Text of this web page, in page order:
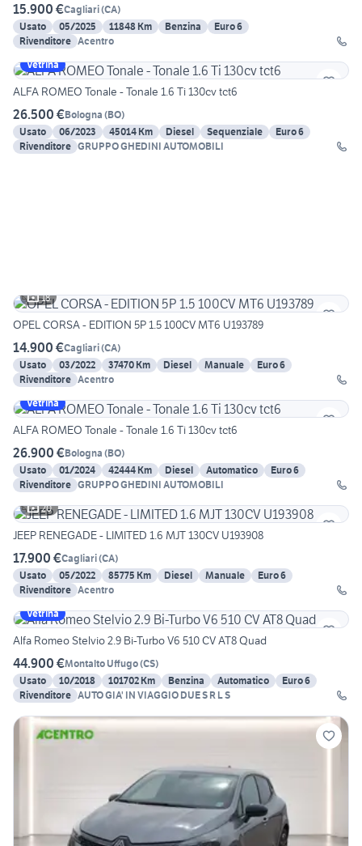
15.900 €Cagliari(CA)
Usato
05/2025 11848 Km Benzina
Euro 6
Rivenditore Acentro
Vetrina
ALFA ROMEO Tonale - Tonale 1.6 Ti 130cv tct6
26.500 €Bologna (BO)
Usato
06/2023 45014 Km Diesel Sequenziale
Euro 6
Rivenditore GRUPPO GHEDINI AUTOMOBILI
18
OPEL CORSA - EDITION 5P 1.5 100CV MT6 U193789
14.900 €Cagliari(CA)
Usato
03/2022 37470 Km Diesel Manuale
Euro 6
Rivenditore Acentro
Vetrina
ALFA ROMEO Tonale - Tonale 1.6 Ti 130cv tct6
26.900 €Bologna (BO)
Usato
01/2024 42444 Km Diesel Automatico
Euro 6
Rivenditore GRUPPO GHEDINI AUTOMOBILI
20
JEEP RENEGADE - LIMITED 1.6 MJT 130CV U193908
17.900 €Cagliari(CA)
Usato
05/2022 85775 Km Diesel Manuale
Euro 6
Rivenditore Acentro
Vetrina
Alfa Romeo Stelvio 2.9 Bi-Turbo V6 510 CV AT8 Quad
44.900 €Montalto Uffugo(CS)
Usato
10/2018 101702 Km Benzina Automatico
Euro 6
Rivenditore AUTO GIA' IN VIAGGIO DUE S R L S